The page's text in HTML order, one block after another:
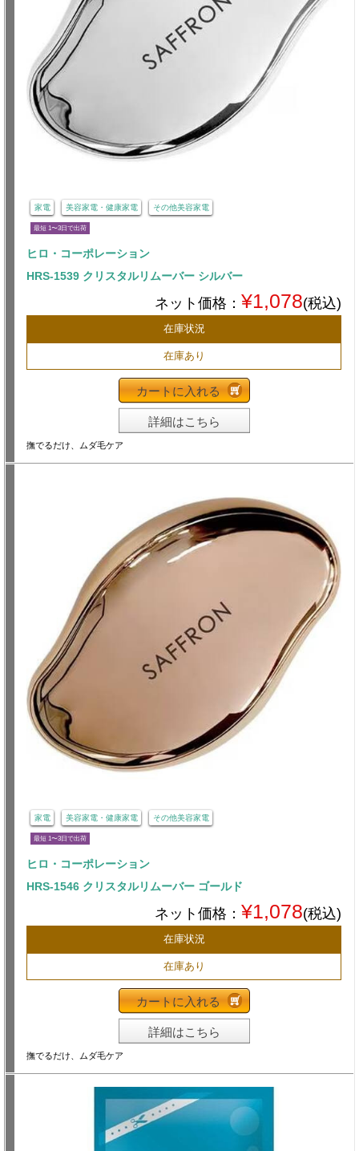
家電 美容家電・健康家電 その他美容家電
最短 1〜3日で出荷
ヒロ・コーポレーション
HRS-1539 クリスタルリムーバー シルバー
ネット価格： ¥1,078(税込)
在庫状況
在庫あり
カートに入れる
詳細はこちら
撫でるだけ、ムダ毛ケア
家電 美容家電・健康家電 その他美容家電
最短 1〜3日で出荷
ヒロ・コーポレーション
HRS-1546 クリスタルリムーバー ゴールド
ネット価格： ¥1,078(税込)
在庫状況
在庫あり
カートに入れる
詳細はこちら
撫でるだけ、ムダ毛ケア